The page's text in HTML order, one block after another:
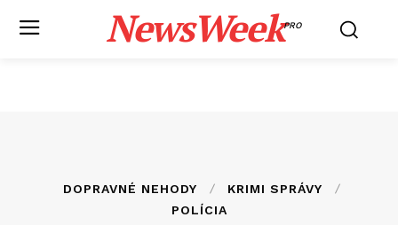
NewsWeekPRO
DOPRAVNÉ NEHODY
KRIMI SPRÁVY
POLÍCIA